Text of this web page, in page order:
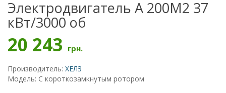
Электродвигатель А 200M2 37
кВт/3000 об
20 243 грн.
Производитель: ХЕЛЗ
Модель: С короткозамкнутым ротором